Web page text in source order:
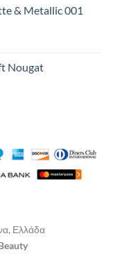
& Metallic 001
Nougat
Ελλάδα